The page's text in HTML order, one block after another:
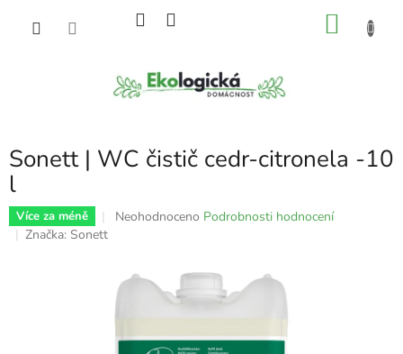
Sonett | WC čistič cedr-citronela -10
l
Více za méně
Průměrné
0,0
z
hvězdiček.
Neohodnoceno Podrobnosti hodnocení
Značka: Sonett